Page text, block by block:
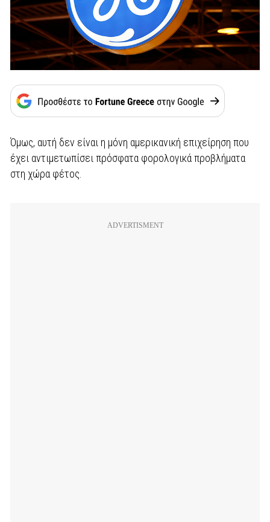
Όμως, αυτή δεν είναι η μόνη αμερικανική επιχείρηση που
έχει αντιμετωπίσει πρόσφατα φορολογικά προβλήματα
στη χώρα φέτος.